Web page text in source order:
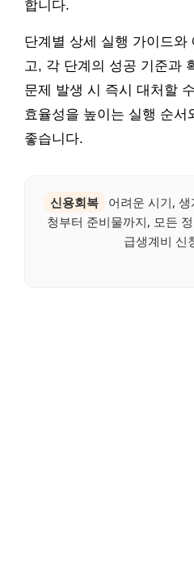
합니다.
단계별 상세 실행 가이드와
고, 각 단계의 성공 기준과
문제 발생 시 즉시 대처할
효율성을 높이는 실행 순서
좋습니다.
신용회복
어려운 시기,
청부터 준비물까지, 모든
급생계비 신